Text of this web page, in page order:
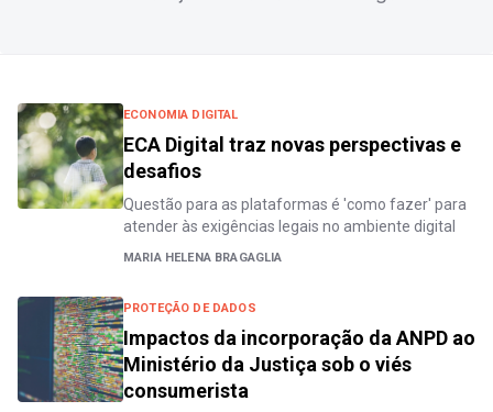
ECONOMIA DIGITAL
ECA Digital traz novas perspectivas e
desafios
Questão para as plataformas é 'como fazer' para
atender às exigências legais no ambiente digital
MARIA HELENA BRAGAGLIA
PROTEÇÃO DE DADOS
Impactos da incorporação da ANPD ao
Ministério da Justiça sob o viés
consumerista